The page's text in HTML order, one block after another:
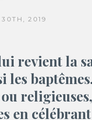
2019
revient la
en célébrant